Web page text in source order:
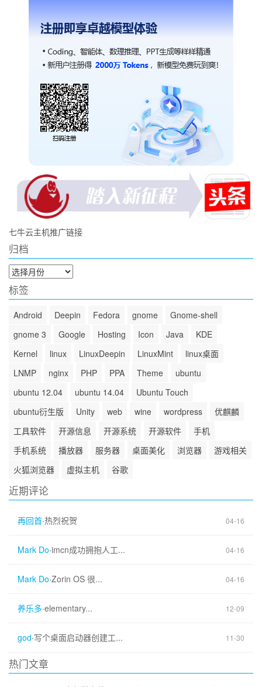
七牛云主机推广链接
归档
归
档
标签
Android Deepin Fedora gnome
Gnome-shell
gnome 3
Google Hosting Icon Java
KDE
Kernel
linux LinuxDeepin LinuxMint
linux桌面
LNMP
nginx PHP PPA Theme
ubuntu
ubuntu 12.04
ubuntu 14.04
Ubuntu Touch
ubuntu衍生版
Unity web wine wordpress
优麒麟
工具软件
开源信息 开源系统 开源软件
手机
手机系统
播放器 服务器 桌面美化 浏览器
游戏相关
火狐浏览器
虚拟主机 谷歌
近期评论
再回首·热烈祝贺 04-16
Mark Do·imcn成功拥抱人工... 04-16
Mark Do·Zorin OS 很... 04-16
养乐多·elementary... 12-09
god·写个桌面启动器创建工... 11-30
热门文章